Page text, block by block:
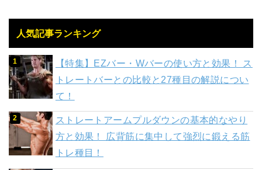
人気記事ランキング
【特集】EZバー・Wバーの使い方と効果！ ス
トレートバーとの比較と27種目の解説につい
て！
ストレートアームプルダウンの基本的なやり
方と効果！ 広背筋に集中して強烈に鍛える筋
トレ種目！